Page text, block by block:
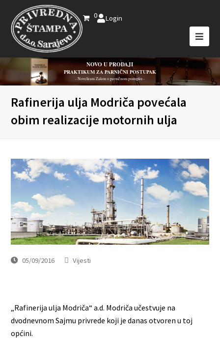
0 Login
NOVO U PRODAJI
PRAKTIKUM ZA PARNIČNI POSTUPAK
- Novelirani Zakon o parničnom postupku -
Rafinerija ulja Modriča povećala
obim realizacije motornih ulja
05/09/2016 Vijesti
„Rafinerija ulja Modriča“ a.d. Modriča učestvuje na
dvodnevnom Sajmu privrede koji je danas otvoren u toj
općini.